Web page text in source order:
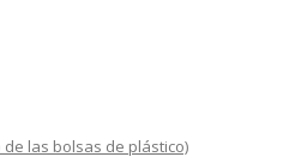
de las bolsas de plástico)